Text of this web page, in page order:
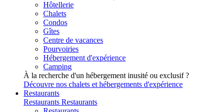
Hôtellerie
Chalets
Condos
Gîtes
Centre de vacances
Pourvoiries
Hébergement d'expérience
Camping
À la recherche d'un hébergement inusité ou exclusif ?
Découvre nos chalets et hébergements d'expérience
Restaurants
Restaurants Restaurants